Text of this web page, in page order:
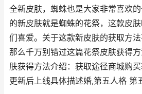
全新皮肤，蜘蛛也是大家非常喜欢
的新皮肤就是蜘蛛的花祭，这款皮
们喜爱。关于这款新皮肤的获取方法
那么千万别错过这篇花祭皮肤获得
肤获得方法介绍：获取途径商城购
更新后上线具体描述婚,第五人格 第